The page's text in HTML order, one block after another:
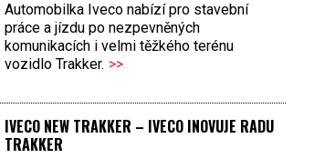
Automobilka Iveco nabízí pro stavební
práce a jízdu po nezpevněných
komunikacích i velmi těžkého terénu
vozidlo Trakker. >>
IVECO NEW TRAKKER – IVECO INOVUJE RADU
TRAKKER